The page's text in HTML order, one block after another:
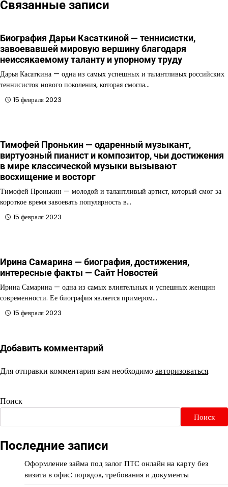
Связанные записи
Биография Дарьи Касаткиной — теннисистки,
завоевавшей мировую вершину благодаря
неиссякаемому таланту и упорному труду
Дарья Касаткина — одна из самых успешных и талантливых российских
теннисисток нового поколения, которая смогла…
15 февраля 2023
Тимофей Пронькин — одаренный музыкант,
виртуозный пианист и композитор, чьи достижения
в мире классической музыки вызывают
восхищение и восторг
Тимофей Пронькин — молодой и талантливый артист, который смог за
короткое время завоевать популярность в…
15 февраля 2023
Ирина Самарина — биография, достижения,
интересные факты — Сайт Новостей
Ирина Самарина — одна из самых влиятельных и успешных женщин
современности. Ее биография является примером…
15 февраля 2023
Добавить комментарий
Для отправки комментария вам необходимоавторизоваться.
Поиск
Поиск
Последние записи
Оформление займа под залог ПТС онлайн на карту без
визита в офис: порядок, требования и документы